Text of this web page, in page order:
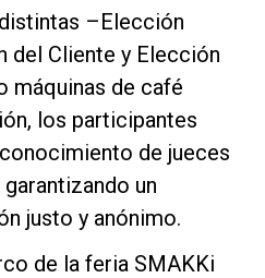
–Elección
del Cliente y Elección
máquinas de café
los participantes
de jueces
un
justo y anónimo.
de la feria SMAKKi